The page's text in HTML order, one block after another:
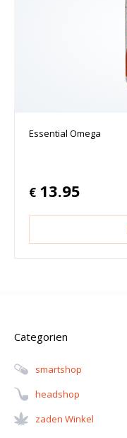
Essential Omega
€ 13.95
Categorien
Smartshop
Headshop
Zaden Winkel